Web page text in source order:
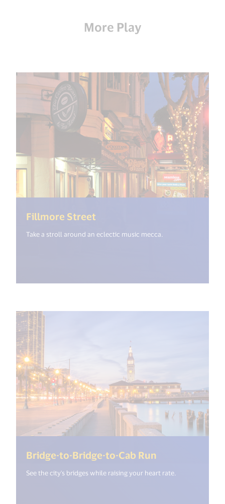
More Play
Fillmore Street
Take a stroll around an eclectic music mecca.
Bridge-to-Bridge-to-Cab Run
See the city's bridges while raising your heart rate.